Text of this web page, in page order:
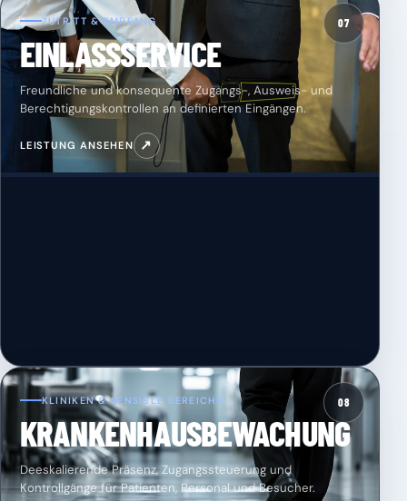
07
ZUTRITT & EMPFANG
EINLASSSERVICE
Freundliche und konsequente Zugangs-, Ausweis- und
Berechtigungskontrollen an definierten Eingängen.
LEISTUNG ANSEHEN ↗
08
KLINIKEN & SENSIBLE BEREICHE
KRANKENHAUSBEWACHUNG
Deeskalierende Präsenz, Zugangssteuerung und
Kontrollgänge für Patienten, Personal und Besucher.